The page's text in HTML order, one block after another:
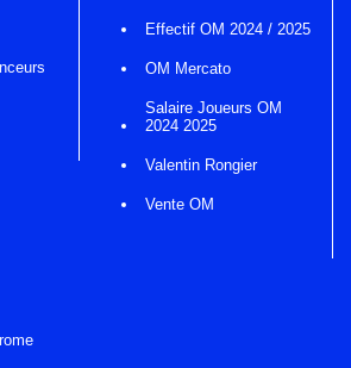
Effectif OM 2024 / 2025
OM Mercato
Salaire Joueurs OM
2024 2025
Valentin Rongier
Vente OM